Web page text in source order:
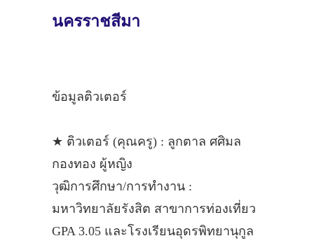
นครราชสีมา
ข้อมูลติวเตอร์
★ ติวเตอร์ (คุณครู) : ลูกตาล ศศิมล
กองทอง ผู้หญิง
วุฒิการศึกษา/การทำงาน :
มหาวิทยาลัยรังสิต สาขาการท่องเที่ยว
GPA 3.05 และโรงเรียนอุดรพิทยานุกูล